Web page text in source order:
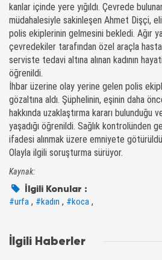
kanlar içinde yere yığıldı. Çevrede
müdahalesiyle sakinleşen Ahmet Dişçi,
polis ekiplerinin gelmesini bekledi. Ağır
çevredekiler tarafından özel araçla
serviste tedavi altına alınan kadının
öğrenildi.
İhbar üzerine olay yerine gelen polis
gözaltına aldı. Şüphelinin, eşinin daha
hakkında uzaklaştırma kararı bulunduğu
yaşadığı öğrenildi. Sağlık kontrolünden
ifadesi alınmak üzere emniyete
Olayla ilgili soruşturma sürüyor.
Kaynak:
İlgili Konular :
#urfa , #kadın , #koca ,
İlgili Haberler